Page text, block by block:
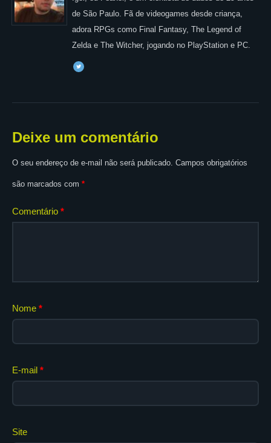
de São Paulo. Fã de videogames desde criança,
adora RPGs como Final Fantasy, The Legend of
Zelda e The Witcher, jogando no PlayStation e PC.
Deixe um comentário
O seu endereço de e-mail não será publicado. Campos obrigatórios
são marcados com *
Comentário *
Nome *
E-mail *
Site